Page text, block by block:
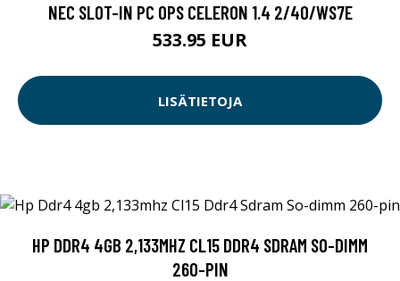
NEC SLOT-IN PC OPS CELERON 1.4 2/40/WS7E
533.95 EUR
LISÄTIETOJA
HP DDR4 4GB 2,133MHZ CL15 DDR4 SDRAM SO-DIMM
260-PIN